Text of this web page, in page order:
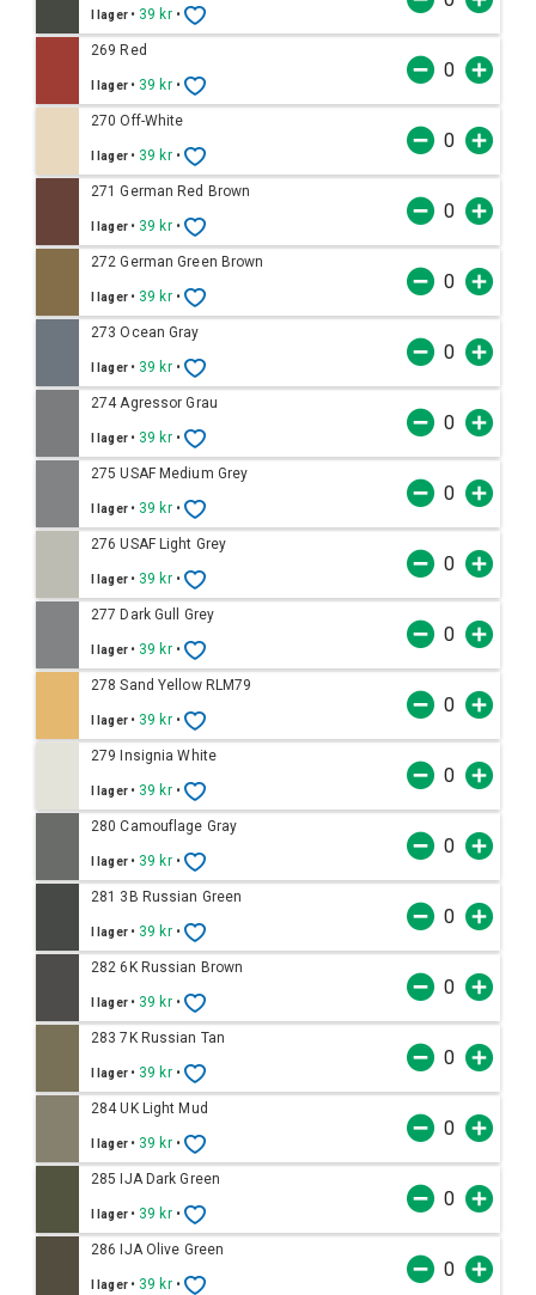
I lager • 39 kr •
269 Red
I lager • 39 kr •
270 Off-White
I lager • 39 kr •
271 German Red Brown
I lager • 39 kr •
272 German Green Brown
I lager • 39 kr •
273 Ocean Gray
I lager • 39 kr •
274 Agressor Grau
I lager • 39 kr •
275 USAF Medium Grey
I lager • 39 kr •
276 USAF Light Grey
I lager • 39 kr •
277 Dark Gull Grey
I lager • 39 kr •
278 Sand Yellow RLM79
I lager • 39 kr •
279 Insignia White
I lager • 39 kr •
280 Camouflage Gray
I lager • 39 kr •
281 3B Russian Green
I lager • 39 kr •
282 6K Russian Brown
I lager • 39 kr •
283 7K Russian Tan
I lager • 39 kr •
284 UK Light Mud
I lager • 39 kr •
285 IJA Dark Green
I lager • 39 kr •
286 IJA Olive Green
I lager • 39 kr •